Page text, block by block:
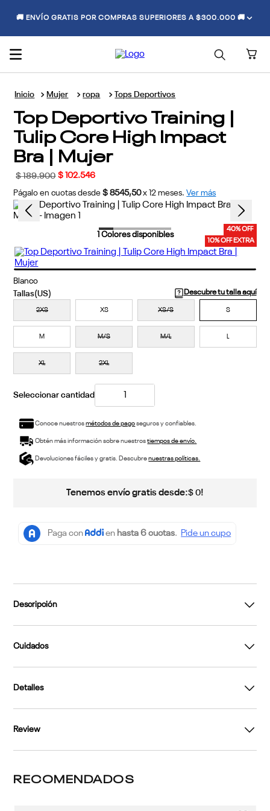
🚚 ENVÍO GRATIS POR COMPRAS SUPERIORES A $300.000 🚚
Mujer ropa Tops Deportivos
Top Deportivo Training |
Tulip Core High Impact
Bra | Mujer
$ 189.900 $ 102.546
Págalo en cuotas desde $ 8545,50 x 12 meses. Ver más
40% OFF
10% OFF EXTRA
Colores disponibles
Blanco
Descubre tu talla aquí
2XS XS XS/S S
M M/S M/L L
XL 2XL
Conoce nuestrosmétodos de pagoseguros y confiables.
Obtén más información sobre nuestrostiempos de envío.
Devoluciones fáciles y gratis. Descubrenuestras políticas.
Tenemos envío gratis desde:$ 0!
Descripción
Cuidados
Detalles
Review
RECOMENDADOS